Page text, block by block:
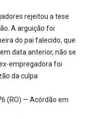
rejeitou a tese
A arguição foi
do pai falecido, que
data anterior, não se
empregadora foi
da culpa
(RO) — Acórdão em